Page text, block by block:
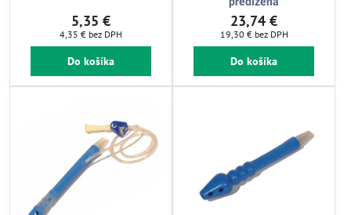
5,35 €
4,35 € bez DPH
Do košíka
23,74 €
19,30 € bez DPH
Do košíka